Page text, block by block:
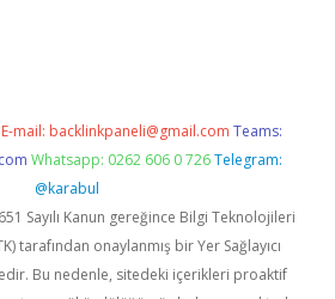
E-mail: backlinkpaneli@gmail.com Teams:
Whatsapp: 0262 606 0 726 Telegram:
@karabul
Sayılı Kanun gereğince Bilgi Teknolojileri
tarafından onaylanmış bir Yer Sağlayıcı
Bu nedenle, sitedeki içerikleri proaktif